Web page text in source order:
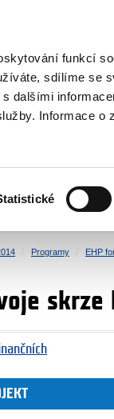
funkcí
sdílíme se
dalšími
Informace o
Programy EHP